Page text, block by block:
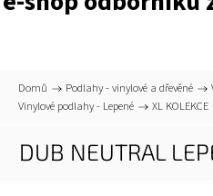
Domů / Podlahy - vinylové a dřevěné /
Vinylové podlahy - Lepené / XL KOLEKCE
DUB NEUTRAL